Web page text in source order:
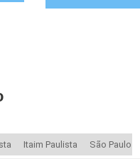
Itaim Paulista São Paulo